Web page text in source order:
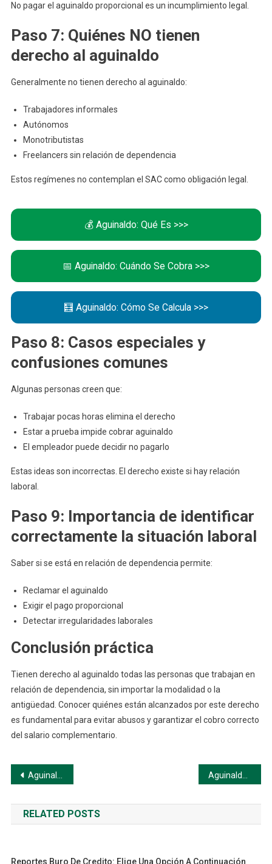
No pagar el aguinaldo proporcional es un incumplimiento legal.
Paso 7: Quiénes NO tienen
derecho al aguinaldo
Generalmente no tienen derecho al aguinaldo:
Trabajadores informales
Autónomos
Monotributistas
Freelancers sin relación de dependencia
Estos regímenes no contemplan el SAC como obligación legal.
💰 Aguinaldo: Qué Es >>>
📅 Aguinaldo: Cuándo Se Cobra >>>
🧮 Aguinaldo: Cómo Se Calcula >>>
Paso 8: Casos especiales y
confusiones comunes
Algunas personas creen que:
Trabajar pocas horas elimina el derecho
Estar a prueba impide cobrar aguinaldo
El empleador puede decidir no pagarlo
Estas ideas son incorrectas. El derecho existe si hay relación
laboral.
Paso 9: Importancia de identificar
correctamente la situación laboral
Saber si se está en relación de dependencia permite:
Reclamar el aguinaldo
Exigir el pago proporcional
Detectar irregularidades laborales
Conclusión práctica
Tienen derecho al aguinaldo todas las personas que trabajan en
relación de dependencia, sin importar la modalidad o la
antigüedad. Conocer quiénes están alcanzados por este derecho
es fundamental para evitar abusos y garantizar el cobro correcto
del salario complementario.
Navegación
de
entradas
Aguinaldo: Qué Es (Guía paso a paso)
RELATED POSTS
Reportes Buro De Credito: Elige Una Opción A Continuación